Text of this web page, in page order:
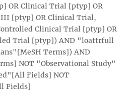
OR Clinical Trial [ptyp] OR
[ptyp] OR Clinical Trial,
Clinical Trial [ptyp] OR
Trial [ptyp]) AND "loattrfull
Terms]) AND
NOT "Observational Study"
Fields] NOT
Fields]